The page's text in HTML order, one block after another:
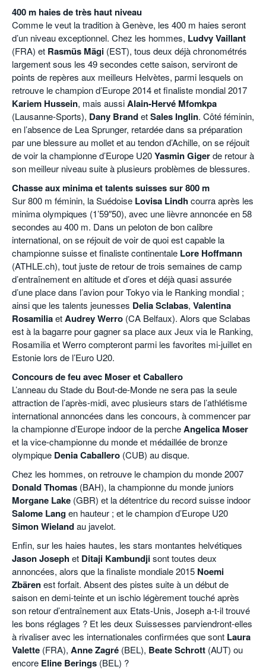
400 m haies de très haut niveau
Comme le veut la tradition à Genève, les 400 m haies seront
d’un niveau exceptionnel. Chez les hommes, Ludvy Vaillant
(FRA) et Rasmüs Mägi (EST), tous deux déjà chronométrés
largement sous les 49 secondes cette saison, serviront de
points de repères aux meilleurs Helvètes, parmi lesquels on
retrouve le champion d’Europe 2014 et finaliste mondial 2017
Kariem Hussein, mais aussiAlain-Hervé Mfomkpa
(Lausanne-Sports), Dany BrandetSales Inglin. Côté féminin,
en l’absence de Lea Sprunger, retardée dans sa préparation
par une blessure au mollet et au tendon d’Achille, on se réjouit
de voir la championne d’Europe U20Yasmin Gigerde retour à
son meilleur niveau suite à plusieurs problèmes de blessures.
Chasse aux minima et talents suisses sur 800 m
Sur 800 m féminin, la Suédoise Lovisa Lindhcourra après les
minima olympiques (1’59″50), avec une lièvre annoncée en 58
secondes au 400 m. Dans un peloton de bon calibre
international, on se réjouit de voir de quoi est capable la
championne suisse et finaliste continentale Lore Hoffmann
(ATHLE.ch), tout juste de retour de trois semaines de camp
d’entraînement en altitude et d’ores et déjà quasi assurée
d’une place dans l’avion pour Tokyo via le Ranking mondial ;
ainsi que les talents jeunesses Delia Sclabas, Valentina
RosamiliaetAudrey Werro (CA Belfaux). Alors que Sclabas
est à la bagarre pour gagner sa place aux Jeux via le Ranking,
Rosamilia et Werro compteront parmi les favorites mi-juillet en
Estonie lors de l’Euro U20.
Concours de feu avec Moser et Caballero
L’anneau du Stade du Bout-de-Monde ne sera pas la seule
attraction de l’après-midi, avec plusieurs stars de l’athlétisme
international annoncées dans les concours, à commencer par
la championne d’Europe indoor de la percheAngelica Moser
et la vice-championne du monde et médaillée de bronze
olympique Denia Caballero (CUB) au disque.
Chez les hommes, on retrouve le champion du monde 2007
Donald Thomas (BAH), la championne du monde juniors
Morgane Lake (GBR) et la détentrice du record suisse indoor
Salome Langen hauteur ; et le champion d’Europe U20
Simon Wielandau javelot.
Enfin, sur les haies hautes, les stars montantes helvétiques
Jason Josephet Ditaji Kambundjisont toutes deux
annoncées, alors que la finaliste mondiale 2015 Noemi
Zbärenest forfait. Absent des pistes suite à un début de
saison en demi-teinte et un ischio légèrement touché après
son retour d’entraînement aux Etats-Unis, Joseph a-t-il trouvé
les bons réglages ? Et les deux Suissesses parviendront-elles
à rivaliser avec les internationales confirmées que sont Laura
Valette (FRA), Anne Zagré (BEL), Beate Schrott (AUT) ou
encore Eline Berings (BEL) ?